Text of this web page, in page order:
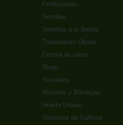
Fertilizantes
Semillas
Semillas a lo Bestia
Tratamiento Olores
Control de clima
Riego
Sustratos
Macetas y Bandejas
Huerto Urbano
Sistemas de Cultivos